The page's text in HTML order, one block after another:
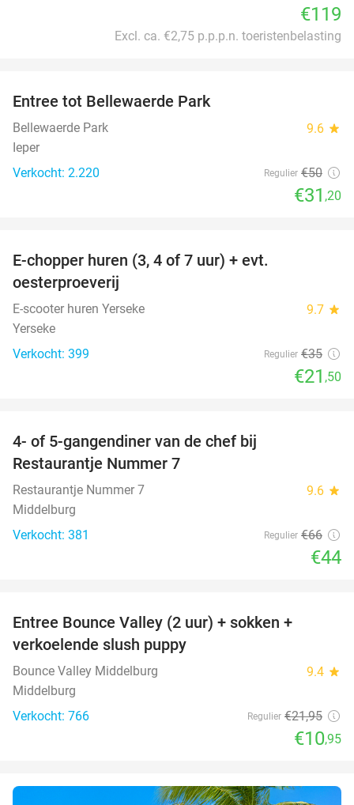
€119
Excl. ca. €2,75 p.p.p.n. toeristenbelasting
Entree tot Bellewaerde Park
Bellewaerde Park 9.6 star
Ieper
Verkocht: 2.220
Regulier €50
€31 ,20
E-chopper huren (3, 4 of 7 uur) + evt.
oesterproeverij
E-scooter huren Yerseke 9.7 star
Yerseke
Verkocht: 399
Regulier €35
€21 ,50
4- of 5-gangendiner van de chef bij
Restaurantje Nummer 7
Restaurantje Nummer 7 9.6 star
Middelburg
Verkocht: 381
Regulier €66
€44
Entree Bounce Valley (2 uur) + sokken +
verkoelende slush puppy
Bounce Valley Middelburg 9.4 star
Middelburg
Verkocht: 766
Regulier €21,95
€10,95